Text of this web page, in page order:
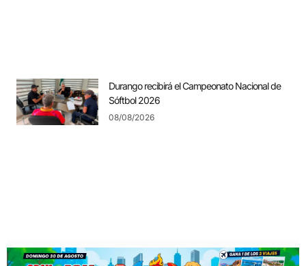
Durango recibirá el Campeonato Nacional de
Sóftbol 2026
08/08/2026